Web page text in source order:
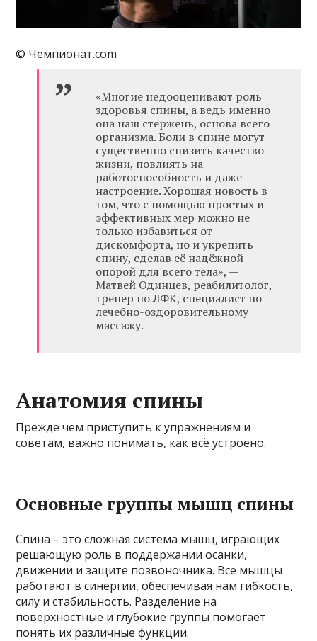
© Чемпионат.com
«Многие недооценивают роль
здоровья спины, а ведь именно
она наш стержень, основа всего
организма. Боли в спине могут
существенно снизить качество
жизни, повлиять на
работоспособность и даже
настроение. Хорошая новость в
том, что с помощью простых и
эффективных мер можно не
только избавиться от
дискомфорта, но и укрепить
спину, сделав её надёжной
опорой для всего тела», —
Матвей Одинцев, реабилитолог,
тренер по ЛФК, специалист по
лечебно-оздоровительному
массажу.
Анатомия спины
Прежде чем приступить к упражнениям и
советам, важно понимать, как всё устроено.
Основные группы мышц спины
Спина – это сложная система мышц, играющих
решающую роль в поддержании осанки,
движении и защите позвоночника. Все мышцы
работают в синергии, обеспечивая нам гибкость,
силу и стабильность. Разделение на
поверхностные и глубокие группы помогает
понять их различные функции.